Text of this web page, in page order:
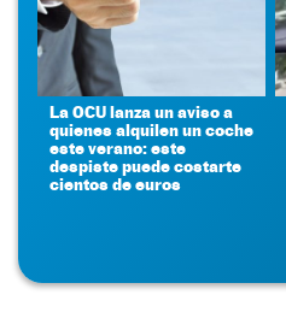
La OCU lanza un aviso a
quienes alquilen un coche
este verano: este
despiste puede costarte
cientos de euros